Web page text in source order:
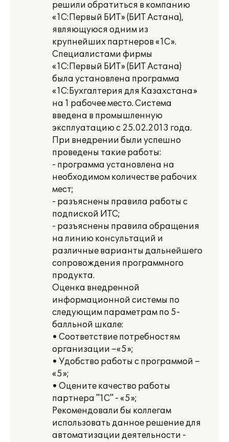
решили обратиться в компанию
«1С:Первый БИТ» (БИТ Астана),
являющуюся одним из
крупнейших партнеров «1С».
Специалистами фирмы
«1С:Первый БИТ» (БИТ Астана)
была установлена программа
«1С:Бухгалтерия для Казахстана»
на 1 рабочее место. Система
введена в промышленную
эксплуатацию с 25.02.2013 года.
При внедрении были успешно
проведены такие работы:
- программа установлена на
необходимом количестве рабочих
мест;
- разъяснены правила работы с
подпиской ИТС;
- разъяснены правила обращения
на линию консультаций и
различные варианты дальнейшего
сопровождения программного
продукта.
Оценка внедренной
информационной системы по
следующим параметрам по 5-
балльной шкале:
• Соответствие потребностям
организации –«5»;
• Удобство работы с программой –
«5»;
• Оцените качество работы
партнера "1С" - «5»;
Рекомендовали бы коллегам
использовать данное решение для
автоматизации деятельности -